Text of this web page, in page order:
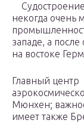
некогда очень
западе, а
на востоке
Главный центр
Мюнхен;
имеет также